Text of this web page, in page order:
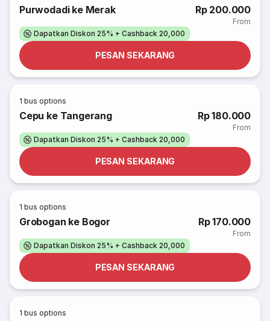
Purwodadi ke Merak Rp 200.000
From
Dapatkan Diskon 25% + Cashback 20,000
PESAN SEKARANG
1 bus options
Cepu ke Tangerang Rp 180.000
From
Dapatkan Diskon 25% + Cashback 20,000
PESAN SEKARANG
1 bus options
Grobogan ke Bogor Rp 170.000
From
Dapatkan Diskon 25% + Cashback 20,000
PESAN SEKARANG
1 bus options